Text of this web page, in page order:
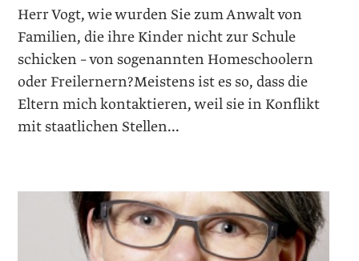
Herr Vogt, wie wurden Sie zum Anwalt von
Familien, die ihre Kinder nicht zur Schule
schicken – von sogenannten Homeschoolern
oder Freilernern?Meistens ist es so, dass die
Eltern mich kontaktieren, weil sie in Konflikt
mit staatlichen Stellen...